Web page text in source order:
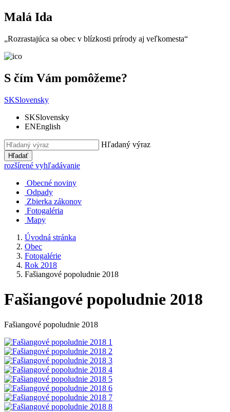
Malá Ida
„Rozrastajúca sa obec v blízkosti prírody aj veľkomesta“
S čím Vám pomôžeme?
SKSlovensky
SKSlovensky
ENEnglish
Hľadaný výraz
Hľadať
rozšírené vyhľadávanie
Obecné noviny
Odpady
Zbierka zákonov
Fotogaléria
Mapy
Úvodná stránka
Obec
Fotogalérie
Rok 2018
Fašiangové popoludnie 2018
Fašiangové popoludnie 2018
Fašiangové popoludnie 2018